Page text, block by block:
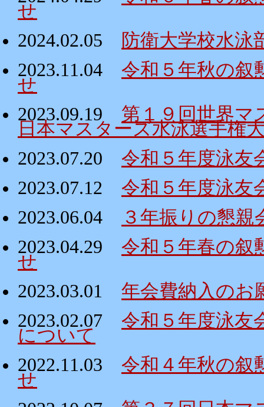
せ
2024.02.05
防衛大学校水泳
2023.11.04
令和５年秋の叙
せ
2023.09.19
第１９回世界
日本マスターズ水泳選手権
2023.07.20
令和５年度泳友
2023.07.12
令和５年度泳友
2023.06.04
３年振りの懇親
2023.04.29
令和５年春の叙
せ
2023.03.01
年会費納入のお
2023.02.07
令和５年度泳友
について
2022.11.03
令和４年秋の叙
せ